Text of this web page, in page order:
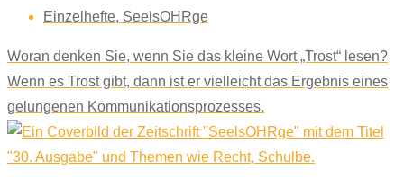
Einzelhefte, SeelsOHRge
Woran denken Sie, wenn Sie das kleine Wort „Trost“ lesen?
Wenn es Trost gibt, dann ist er vielleicht das Ergebnis eines
gelungenen Kommunikationsprozesses.